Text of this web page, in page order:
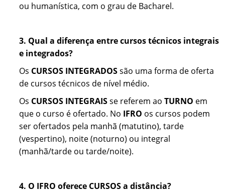
ou humanística, com o grau de Bacharel.
3. Qual a diferença entre cursos técnicos integrais
e integrados?
Os CURSOS INTEGRADOSsão uma forma de oferta
de cursos técnicos de nível médio.
Os CURSOS INTEGRAISse referem ao TURNO em
que o curso é ofertado. No IFRO os cursos podem
ser ofertados pela manhã (matutino), tarde
(vespertino), noite (noturno) ou integral
(manhã/tarde ou tarde/noite).
4. O IFRO oferece CURSOS a distância?